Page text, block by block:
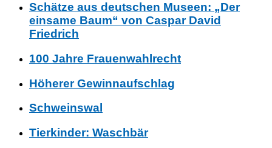
Schätze aus deutschen Museen: „Der
einsame Baum“ von Caspar David
Friedrich
100 Jahre Frauenwahlrecht
Höherer Gewinnaufschlag
Schweinswal
Tierkinder: Waschbär